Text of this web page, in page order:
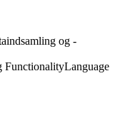
og -
FunctionalityLanguage